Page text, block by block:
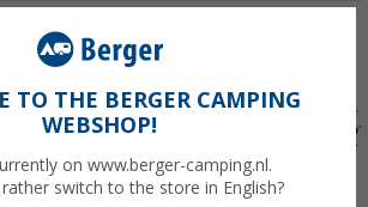
voor Skarvan 4 /
TO THE BERGER CAMPING
WEBSHOP!
on www.berger-camping.nl.
switch to the store in English?